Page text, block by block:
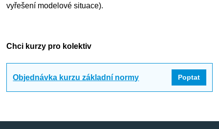
vyřešení modelové situace).
Chci kurzy pro kolektiv
Objednávka kurzu základní normy Poptat